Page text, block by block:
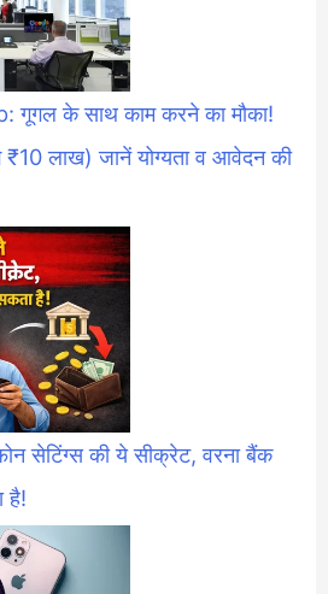
के साथ काम करने का मौका!
लाख) जानें योग्यता व आवेदन की
सेटिंग्स की ये सीक्रेट, वरना बैंक
है!